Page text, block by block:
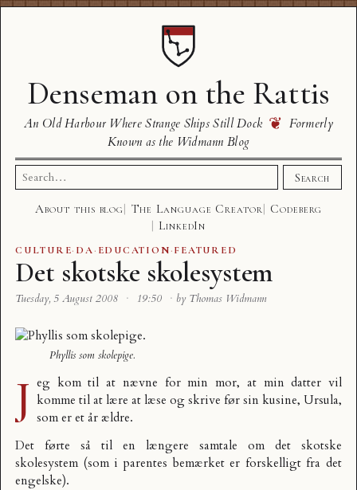
Denseman on the Rattis
An Old Harbour Where Strange Ships Still Dock ❦ Formerly
Known as the Widmann Blog
Search
for:
Search
About this blog The Language Creator
Codeberg
LinkedIn
CULTURE· DA· EDUCATION·FEATURED
Det skotske skolesystem
Tuesday, 5 August 2008 · 19:50 · by Thomas Widmann
Phyllis som skolepige.
J eg kom til at nævne for min mor, at min datter vil
komme til at lære at læse og skrive før sin kusine, Ursula,
som er et år ældre.
Det førte så til en længere samtale om det skotske
skolesystem (som i parentes bemærket er forskelligt fra det
engelske).